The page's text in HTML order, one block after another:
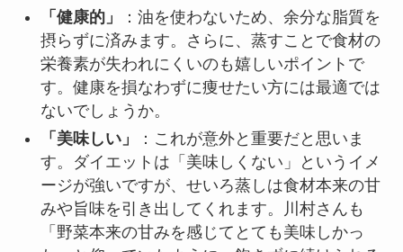
「健康的」
：油を使わないため、余分な脂質を
摂らずに済みます。さらに、蒸すことで食材の
栄養素が失われにくいのも嬉しいポイントで
す。健康を損なわずに痩せたい方には最適では
ないでしょうか。
「美味しい」
：これが意外と重要だと思いま
す。ダイエットは「美味しくない」というイメ
ージが強いですが、せいろ蒸しは食材本来の甘
みや旨味を引き出してくれます。川村さんも
「野菜本来の甘みを感じてとても美味しかっ